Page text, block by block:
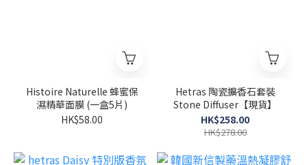
Histoire Naturelle 蜂蜜保
濕精華面膜 (一盒5片)
HK$58.00
Hetras 陶瓷擴香石套裝
Stone Diffuser【現貨】
HK$258.00
HK$278.00